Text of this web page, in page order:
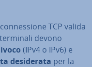
TCP valida
devono
(IPv4 o IPv6) e
de­si­de­ra­ta per la